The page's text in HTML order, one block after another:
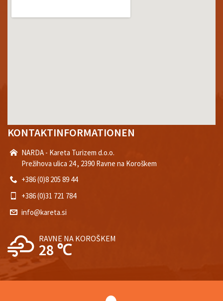
KONTAKTINFORMATIONEN
NARDA - Kareta Turizem d.o.o.
Prežihova ulica 24 , 2390 Ravne na Koroškem
+386 (0)8 205 89 44
+386 (0)31 721 784
info@kareta.si
RAVNE NA KOROŠKEM
28 ℃